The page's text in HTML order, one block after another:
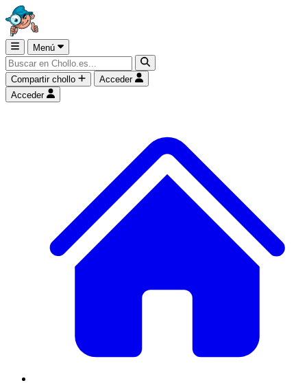
Menú
Compartir chollo
Acceder
Acceder